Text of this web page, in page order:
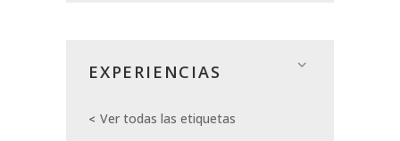
EXPERIENCIAS
Ver todas las etiquetas